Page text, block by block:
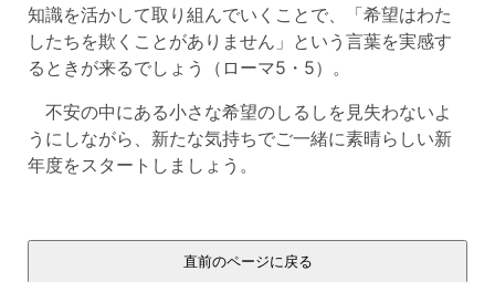
知識を活かして取り組んでいくことで、「希望はわた
したちを欺くことがありません」という言葉を実感す
るときが来るでしょう（ローマ5・5）。
不安の中にある小さな希望のしるしを見失わないよ
うにしながら、新たな気持ちでご一緒に素晴らしい新
年度をスタートしましょう。